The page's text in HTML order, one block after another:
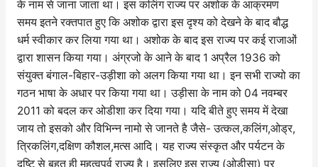
के नाम से जाना जाता था। इस कलिंग राज्य पर अशोक के आक्रमण
समय इतने रक्तपात हुए कि अशोक द्वारा इस दृश्य को देखने के बाद बौद्ध
धर्म स्वीकार कर लिया गया था। अशोक के बाद इस राज्य पर कई राजाओं
द्वारा शासन किया गया। अंग्रजो के आने के बाद 1 अप्रैल 1936 को
संयुक्त बंगाल-बिहार-उड़ीशा को अलग किया गया था। इन सभी राज्यो का
गठन भाषा के अधार पर किया गया था। उड़ीसा के नाम को 04 नवम्बर
2011 को बदल कर ओडीशा कर दिया गया। यदि बीते हुए समय में देखा
जाय तो इसको और विभिन्न नामो से जानते है जैसे- उत्कल,कलिंग,ओड्र,
त्रिकलिंग,दक्षिण कौशल,मत्स आदि। यह राज्य संस्कृत और पर्यटन के
दृष्टि से बहुत ही महत्वपूर्व राज्य है। इसलिए इस राज्य (ओड़ीसा) पर